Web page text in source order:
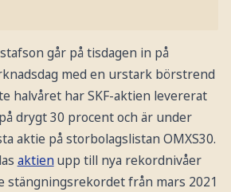
går på tisdagen in på
med en urstark börstrend
halvåret har SKF-aktien levererat
drygt 30 procent och är under
aktie på storbolagslistan OMXS30.
aktien upp till nya rekordnivåer
stängningsrekordet från mars 2021